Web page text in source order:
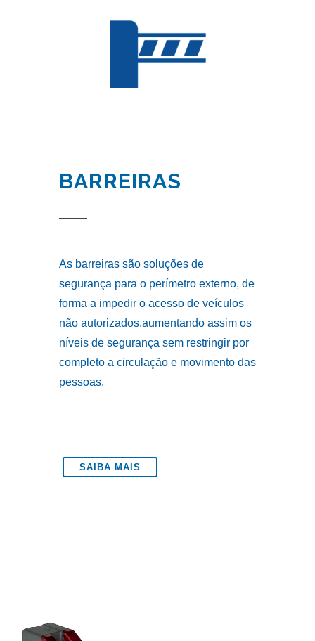
BARREIRAS
As barreiras são soluções de
segurança para o perímetro externo, de
forma a impedir o acesso de veículos
não autorizados,aumentando assim os
níveis de segurança sem restringir por
completo a circulação e movimento das
pessoas.
SAIBA MAIS